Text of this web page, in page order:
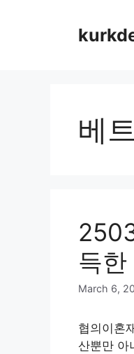
베
득
March 6,
협의이혼
산뿐만 아